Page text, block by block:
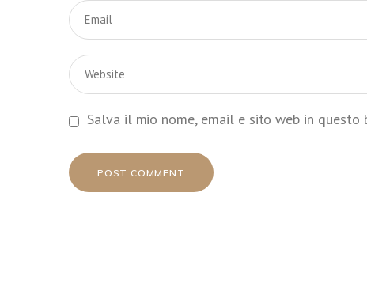
Salva il mio nome, email e sito web in